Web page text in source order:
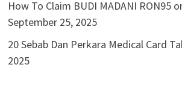
How To Claim BUDI MADANI RON95
September 25, 2025
20 Sebab Dan Perkara Medical Card
2025